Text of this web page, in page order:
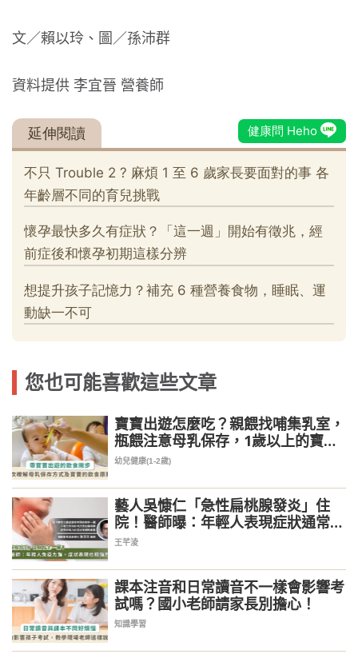
文／賴以玲、圖／孫沛群
資料提供 李宜晉 營養師
您也可能喜歡這些文章
寶寶出遊怎麼吃？親餵找哺集乳室，
瓶餵注意母乳保存，1歲以上的寶寶
這樣吃
幼兒健康(1-2歲)
藝人吳慷仁「急性扁桃腺發炎」住
院！醫師曝：年輕人表現症狀通常較
嚴重
王芊淩
課本注音和日常讀音不一樣會影響考
試嗎？國小老師請家長別擔心！
知識學習